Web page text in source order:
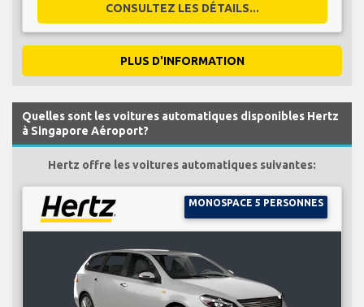
CONSULTEZ LES DÉTAILS...
PLUS D'INFORMATION
Quelles sont les voitures automatiques disponibles Hertz
à Singapore Aéroport?
Hertz offre les voitures automatiques suivantes:
MONOSPACE 5 PERSONNES